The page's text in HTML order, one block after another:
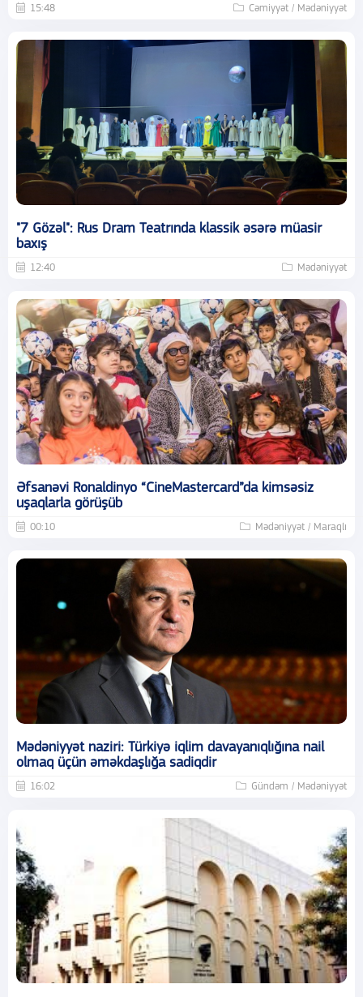
15:48 Cəmiyyət / Mədəniyyət
"7 Gözəl": Rus Dram Teatrında klassik əsərə müasir
baxış
12:40 Mədəniyyət
Əfsanəvi Ronaldinyo “CineMastercard”da kimsəsiz
uşaqlarla görüşüb
00:10 Mədəniyyət / Maraqlı
Mədəniyyət naziri: Türkiyə iqlim davayanıqlığına nail
olmaq üçün əməkdaşlığa sadiqdir
16:02 Gündəm / Mədəniyyət